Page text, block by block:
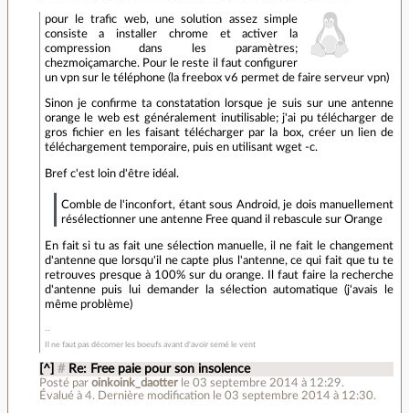
pour le trafic web, une solution assez simple
consiste a installer chrome et activer la
compression dans les paramètres;
chezmoiçamarche. Pour le reste il faut configurer
un vpn sur le téléphone (la freebox v6 permet de faire serveur vpn)
Sinon je confirme ta constatation lorsque je suis sur une antenne
orange le web est généralement inutilisable; j'ai pu télécharger de
gros fichier en les faisant télécharger par la box, créer un lien de
téléchargement temporaire, puis en utilisant wget -c.
Bref c'est loin d'être idéal.
Comble de l'inconfort, étant sous Android, je dois manuellement
résélectionner une antenne Free quand il rebascule sur Orange
En fait si tu as fait une sélection manuelle, il ne fait le changement
d'antenne que lorsqu'il ne capte plus l'antenne, ce qui fait que tu te
retrouves presque à 100% sur du orange. Il faut faire la recherche
d'antenne puis lui demander la sélection automatique (j'avais le
même problème)
Il ne faut pas décorner les boeufs avant d'avoir semé le vent
[^] # Re: Free paie pour son insolence
Posté par oinkoink_daotter le 03 septembre 2014 à 12:29.
Évalué à 4. Dernière modification le 03 septembre 2014 à 12:30.